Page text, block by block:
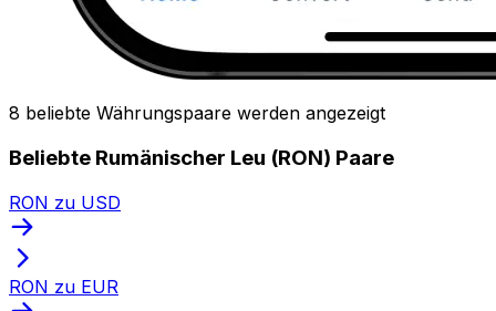
8 beliebte Währungspaare werden angezeigt
Beliebte Rumänischer Leu (RON) Paare
RON zu USD
RON zu EUR